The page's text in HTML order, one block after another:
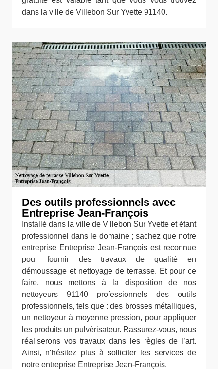
dans la ville de Villebon Sur Yvette 91140.
Des outils professionnels avec
Entreprise Jean-François
Installé dans la ville de Villebon Sur Yvette et étant
professionnel dans le domaine ; sachez que notre
entreprise Entreprise Jean-François est reconnue
pour fournir des travaux de qualité en
démoussage et nettoyage de terrasse. Et pour ce
faire, nous mettons à la disposition de nos
nettoyeurs 91140 professionnels des outils
professionnels, tels que : des brosses métalliques,
un nettoyeur à moyenne pression, pour appliquer
les produits un pulvérisateur. Rassurez-vous, nous
réaliserons vos travaux dans les règles de l’art.
Ainsi, n’hésitez plus à solliciter les services de
notre entreprise Entreprise Jean-François.